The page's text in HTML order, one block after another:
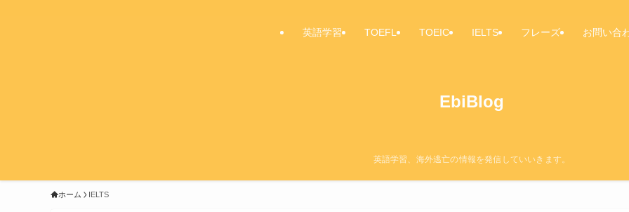
EbiBlog
英語学習、海外逃亡の情報を発信していいきます。
英語学習 TOEFL TOEIC IELTS フレーズ お問い合
ホーム IELTS